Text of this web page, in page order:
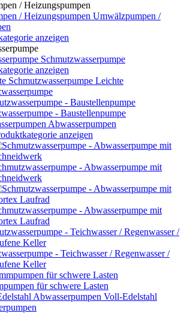
Umwälzpumpen /
anzeigen
Schmutzwasserpumpe
anzeigen
Leichte
- Baustellenpumpe
Abwasserpumpen
anzeigen
- Abwasserpumpe mit
- Abwasserpumpe mit
Laufrad
- Teichwasser / Regenwasser /
Keller
für schwere Lasten
Voll-Edelstahl